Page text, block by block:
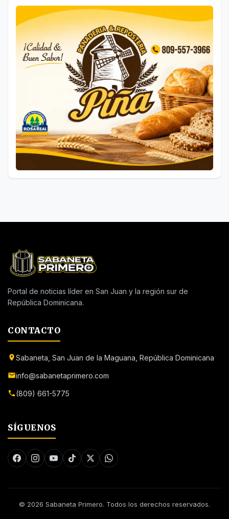
Portal de noticias líder en San Juan y la región sur de
República Dominicana.
CONTACTO
Sabaneta, San Juan de la Maguana, República Dominicana
info@sabanetaprimero.com
(809) 661-5775
SÍGUENOS
© 2026 Sabaneta Primero. Todos los derechos reservados.